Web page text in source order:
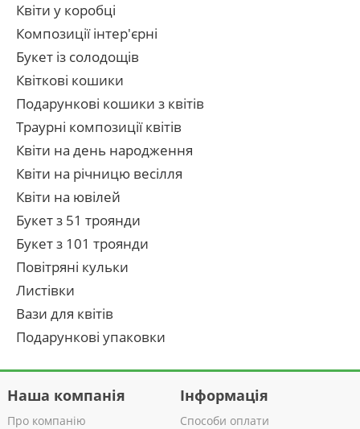
Квіти у коробці
Композиції інтер'єрні
Букет із солодощів
Квіткові кошики
Подарункові кошики з квітів
Траурні композиції квітів
Квіти на день народження
Квіти на річницю весілля
Квіти на ювілей
Букет з 51 троянди
Букет з 101 троянди
Повітряні кульки
Листівки
Вази для квітів
Подарункові упаковки
Наша компанія
Про компанію
Інформація
Способи оплати